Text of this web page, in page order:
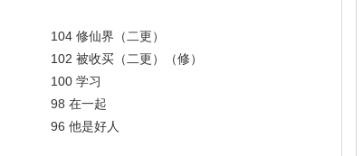
鱼上没什么问题，只是每次骂男主的时候，他都有种迷之
搭子还挺讲究，都不在背后说老板坏话。
104 修仙界（二更）
102 被收买（二更）（修）
100 学习
98 在一起
96 他是好人